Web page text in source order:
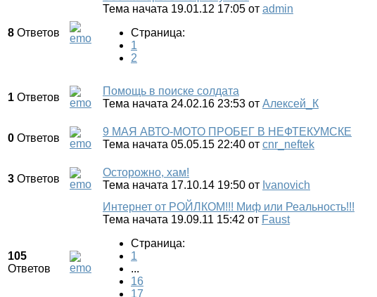
8 Ответов
Тема начата 19.01.12 17:05 от admin
Страница:
1
2
1 Ответов
Помощь в поиске солдата
Тема начата 24.02.16 23:53 от Алексей_К
0 Ответов
9 МАЯ АВТО-МОТО ПРОБЕГ В НЕФТЕКУМСКЕ
Тема начата 05.05.15 22:40 от cnr_neftek
3 Ответов
Осторожно, хам!
Тема начата 17.10.14 19:50 от Ivanovich
105
Ответов
Интернет от РОЙЛКОМ!!! Миф или Реальность!!!
Тема начата 19.09.11 15:42 от Faust
Страница:
1
...
16
17